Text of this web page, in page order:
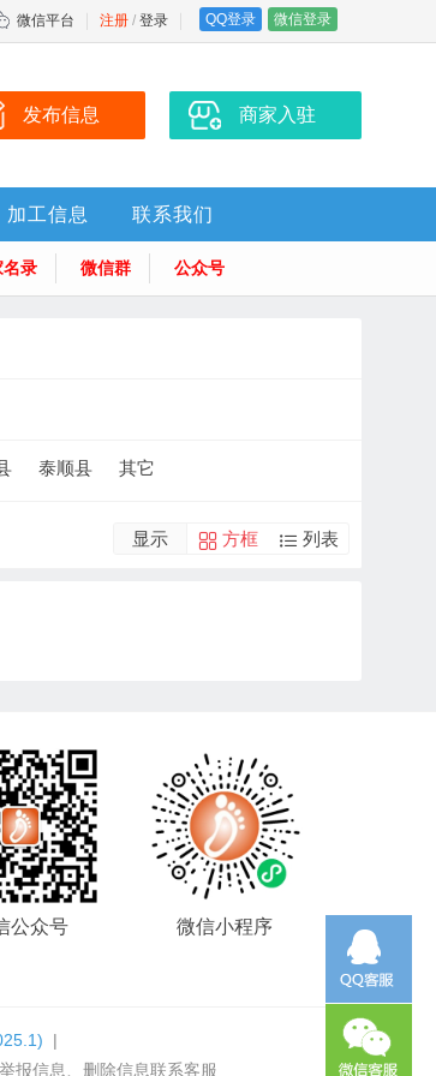
注册 / 登录 QQ登录 微信登录
微信平台
发布信息 商家入驻
加工信息 联系我们
名录 微信群 公众号
泰顺县 其它
显示 方框 列表
公众号 微信小程序
|
报信息、删除信息联系客服